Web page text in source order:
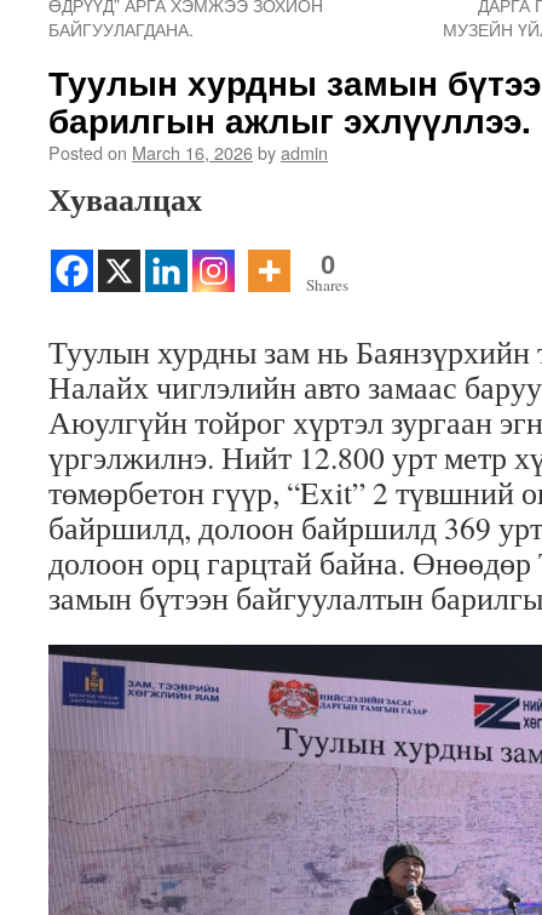
БАЙГУУЛАГДАНА.
МУЗЕЙН
Туулын хурдны замын
барилгын ажлыг эхлүүллээ.
Posted on March 16, 2026byadmin
Хуваалцах
0
Shares
Туулын хурдны зам нь Баянзүрхийн
Налайх чиглэлийн авто замаас
Аюулгүйн тойрог хүртэл зургаан
үргэлжилнэ. Нийт 12.800 урт метр
төмөрбетон гүүр, “Exit” 2 түвшний
байршилд, долоон байршилд 369
долоон орц гарцтай байна.
замын бүтээн байгуулалтын